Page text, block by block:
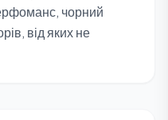
чорний
від яких не